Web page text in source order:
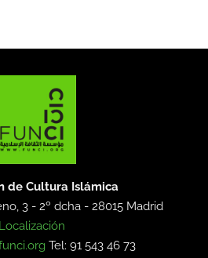
de Cultura Islámica
3 - 2º dcha -28015 Madrid
Localización
Tel: 91 543 46 73